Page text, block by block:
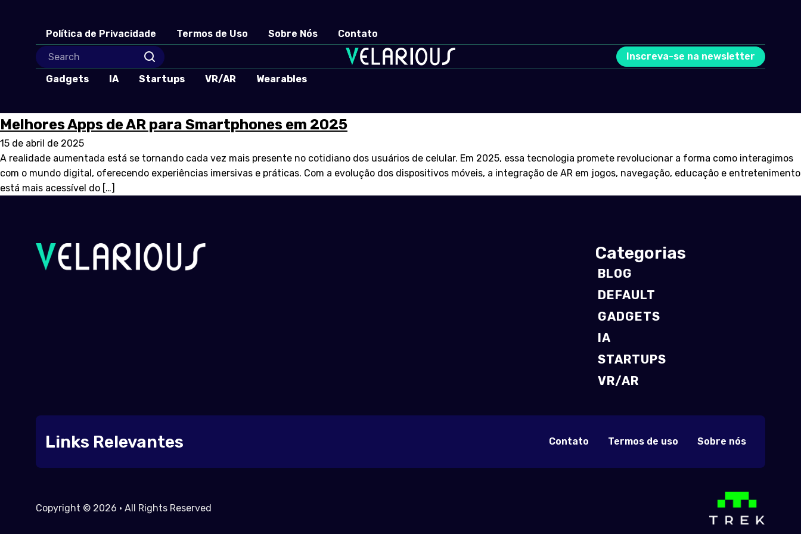
Política de Privacidade Termos de Uso Sobre Nós
Contato
Inscreva-se na newsletter
Gadgets
IA Startups VR/AR Wearables
Melhores Apps de AR para Smartphones em 2025
15 de abril de 2025
A realidade aumentada está se tornando cada vez mais presente no cotidiano dos usuários de celular. Em 2025, essa tecnologia promete revolucionar a forma como interagimos
com o mundo digital, oferecendo experiências imersivas e práticas. Com a evolução dos dispositivos móveis, a integração de AR em jogos, navegação, educação e entretenimento
está mais acessível do […]
Categorias
BLOG
DEFAULT
GADGETS
IA
STARTUPS
VR/AR
Links Relevantes Contato Termos de uso Sobre nós
Copyright © 2026 • All Rights Reserved